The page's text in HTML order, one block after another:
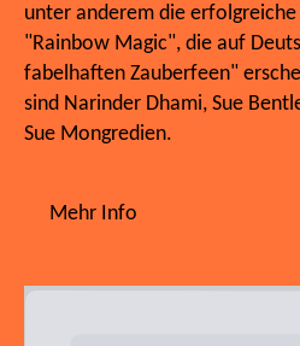
unter anderem die
"Rainbow Magic", die auf
fabelhaften Zauberfeen"
sind Narinder Dhami, Sue
Sue Mongredien.
Mehr Info